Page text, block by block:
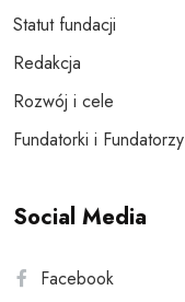
Statut fundacji
Redakcja
Rozwój i cele
Fundatorki i Fundatorzy
Social Media
Facebook